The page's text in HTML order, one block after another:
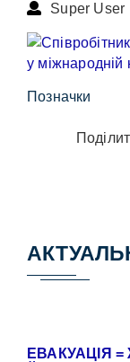
Super User
Позначки
ЕВАКУАЦІЯ